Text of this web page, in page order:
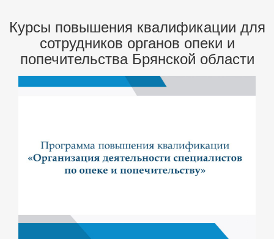
Курсы повышения квалификации для
сотрудников органов опеки и
попечительства Брянской области